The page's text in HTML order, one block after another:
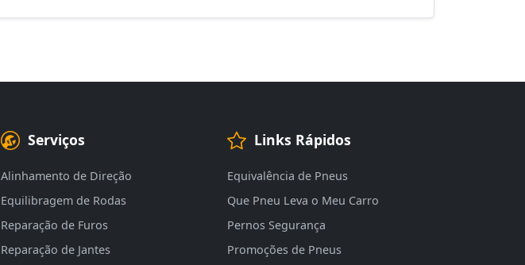
Serviços
Alinhamento de Direção
Equilibragem de Rodas
Reparação de Furos
Reparação de Jantes
Links Rápidos
Equivalência de Pneus
Que Pneu Leva o Meu Carro
Pernos Segurança
Promoções de Pneus